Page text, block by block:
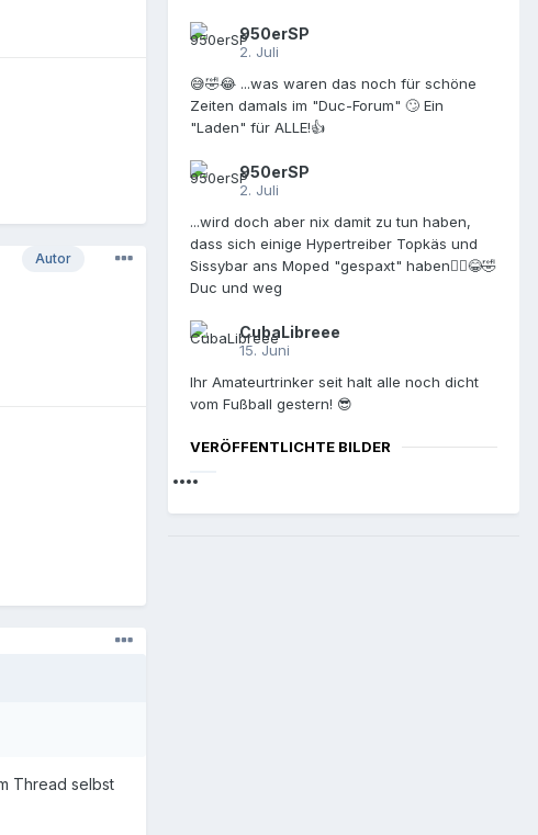
Autor
Thread selbst
950erSP
2. Juli
😅🤣😂 ...was waren das noch für schöne
Zeiten damals im "Duc-Forum" 🙄 Ein
"Laden" für ALLE!👍
950erSP
2. Juli
...wird doch aber nix damit zu tun haben,
dass sich einige Hypertreiber Topkäs und
Sissybar ans Moped "gespaxt" haben🤷‍♂️😂🤣
Duc und weg
CubaLibreee
15. Juni
Ihr Amateurtrinker seit halt alle noch dicht
vom Fußball gestern! 😎
VERÖFFENTLICHTE BILDER